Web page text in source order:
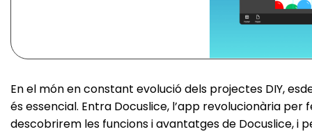
En el món en constant evolució dels projectes DIY,
és essencial. Entra Docuslice, l’app revolucionària
descobrirem les funcions i avantatges de Docuslice, i